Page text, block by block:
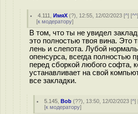
4.111 ,ИмяХ (?), 12:55, 12/02/2023 [^] [^^
[к модератору]
В том, что ты не увидел
это полностью твоя вина. Это
лень и слепота. Лубой
опенсурса, всегда полностью
перед сборкой любого софта,
устанавливает на свой
все закладки.
5.145 ,Bob (??), 13:50, 12/02/2023 [^]
[к модератору]